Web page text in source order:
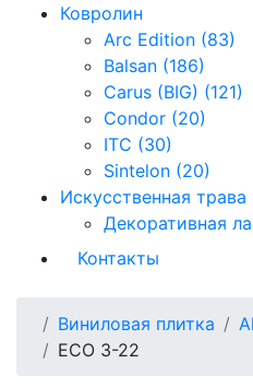
Ковролин
Arc Edition (83)
Balsan (186)
Carus (BIG) (121)
Condor (20)
ITC (30)
Sintelon (20)
Искусственная трава
Декоративная
Контакты
Виниловая плитка
ECO 3-22